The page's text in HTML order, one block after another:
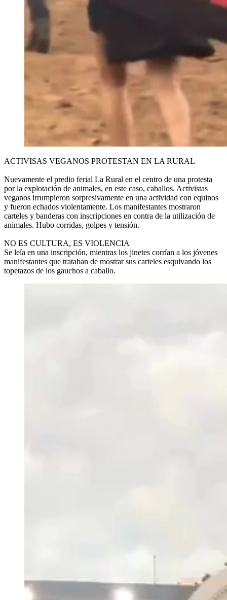
ACTIVISAS VEGANOS PROTESTAN EN LA RURAL
Nuevamente el predio ferial La Rural en el centro de una protesta
por la explotación de animales, en este caso, caballos. Activistas
veganos irrumpieron sorpresivamente en una actividad con equinos
y fueron echados violentamente. Los manifestantes mostraron
carteles y banderas con inscripciones en contra de la utilización de
animales. Hubo corridas, golpes y tensión.
NO ES CULTURA, ES VIOLENCIA
Se leía en una inscripción, mientras los jinetes corrían a los jóvenes
manifestantes que trataban de mostrar sus carteles esquivando los
topetazos de los gauchos a caballo.